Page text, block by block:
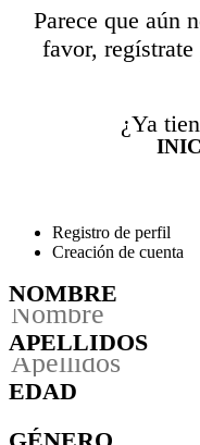
Parece que aún
favor, regístrate
¿Ya
Registro de perfil
Creación de cuenta
NOMBRE
APELLIDOS
EDAD